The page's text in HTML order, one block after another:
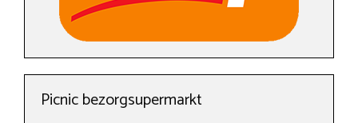
Picnic bezorgsupermarkt